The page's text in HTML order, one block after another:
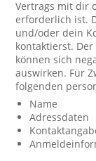
Vertrags mit dir
erforderlich ist.
und/oder dein
kontaktierst.
können sich
auswirken. Für
folgenden
Name
Adressdaten